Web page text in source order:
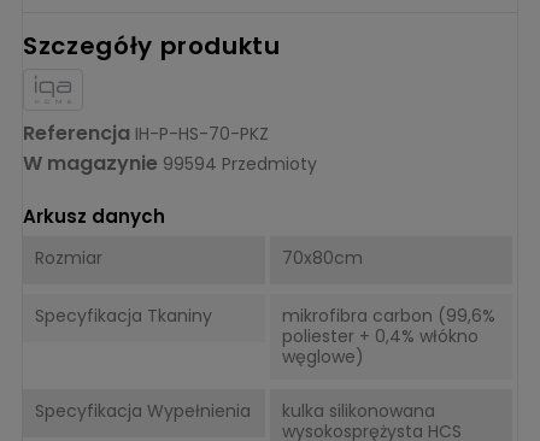
Szczegóły produktu
Referencja IH-P-HS-70-PKZ
W magazynie 99594 Przedmioty
Arkusz danych
Rozmiar 70x80cm
Specyfikacja Tkaniny
mikrofibra carbon (99,6%
poliester + 0,4% włókno
węglowe)
Specyfikacja Wypełnienia
kulka silikonowana
wysokosprężysta HCS